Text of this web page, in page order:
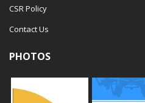
CSR Policy
Contact Us
PHOTOS